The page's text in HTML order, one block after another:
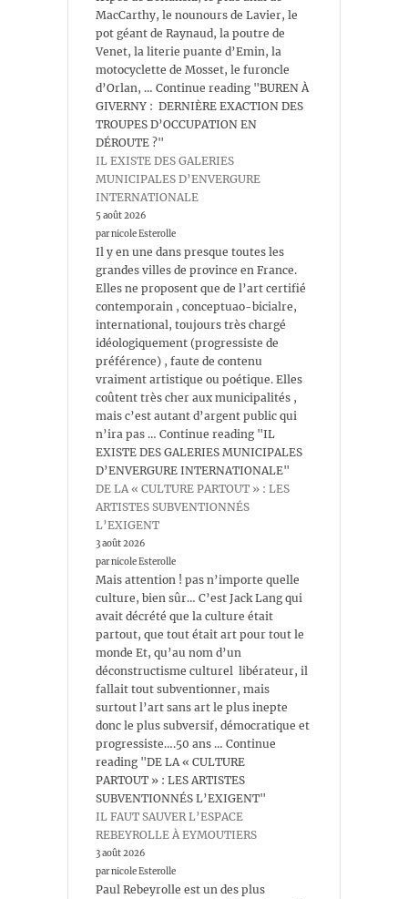
MacCarthy, le nounours de Lavier, le
pot géant de Raynaud, la poutre de
Venet, la literie puante d’Emin, la
motocyclette de Mosset, le furoncle
d’Orlan, … Continue reading "BUREN À
GIVERNY : DERNIÈRE EXACTION DES
TROUPES D’OCCUPATION EN
DÉROUTE ?"
IL EXISTE DES GALERIES
MUNICIPALES D’ENVERGURE
INTERNATIONALE
5 août 2026
par nicole Esterolle
Il y en une dans presque toutes les
grandes villes de province en France.
Elles ne proposent que de l’art certifié
contemporain , conceptuao-bicialre,
international, toujours très chargé
idéologiquement (progressiste de
préférence) , faute de contenu
vraiment artistique ou poétique. Elles
coûtent très cher aux municipalités ,
mais c’est autant d’argent public qui
n’ira pas … Continue reading "IL
EXISTE DES GALERIES MUNICIPALES
D’ENVERGURE INTERNATIONALE"
DE LA « CULTURE PARTOUT » : LES
ARTISTES SUBVENTIONNÉS
L’EXIGENT
3 août 2026
par nicole Esterolle
Mais attention ! pas n’importe quelle
culture, bien sûr… C’est Jack Lang qui
avait décrété que la culture était
partout, que tout était art pour tout le
monde Et, qu’au nom d’un
déconstructisme culturel libérateur, il
fallait tout subventionner, mais
surtout l’art sans art le plus inepte
donc le plus subversif, démocratique et
progressiste….50 ans … Continue
reading "DE LA « CULTURE
PARTOUT » : LES ARTISTES
SUBVENTIONNÉS L’EXIGENT"
IL FAUT SAUVER L’ESPACE
REBEYROLLE À EYMOUTIERS
3 août 2026
par nicole Esterolle
Paul Rebeyrolle est un des plus